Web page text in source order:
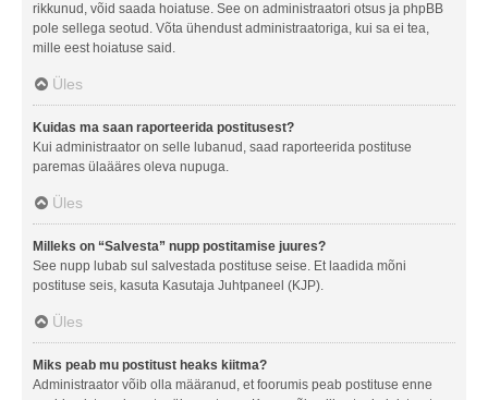
rikkunud, võid saada hoiatuse. See on administraatori otsus ja phpBB
pole sellega seotud. Võta ühendust administraatoriga, kui sa ei tea,
mille eest hoiatuse said.
Üles
Kuidas ma saan raporteerida postitusest?
Kui administraator on selle lubanud, saad raporteerida postituse
paremas ülaääres oleva nupuga.
Üles
Milleks on “Salvesta” nupp postitamise juures?
See nupp lubab sul salvestada postituse seise. Et laadida mõni
postituse seis, kasuta Kasutaja Juhtpaneel (KJP).
Üles
Miks peab mu postitust heaks kiitma?
Administraator võib olla määranud, et foorumis peab postituse enne